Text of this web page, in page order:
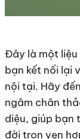
Đây là một liệu
bạn kết nối lại
nội tại. Hãy
ngâm chân
diệu, giúp bạn
đời trọn vẹn